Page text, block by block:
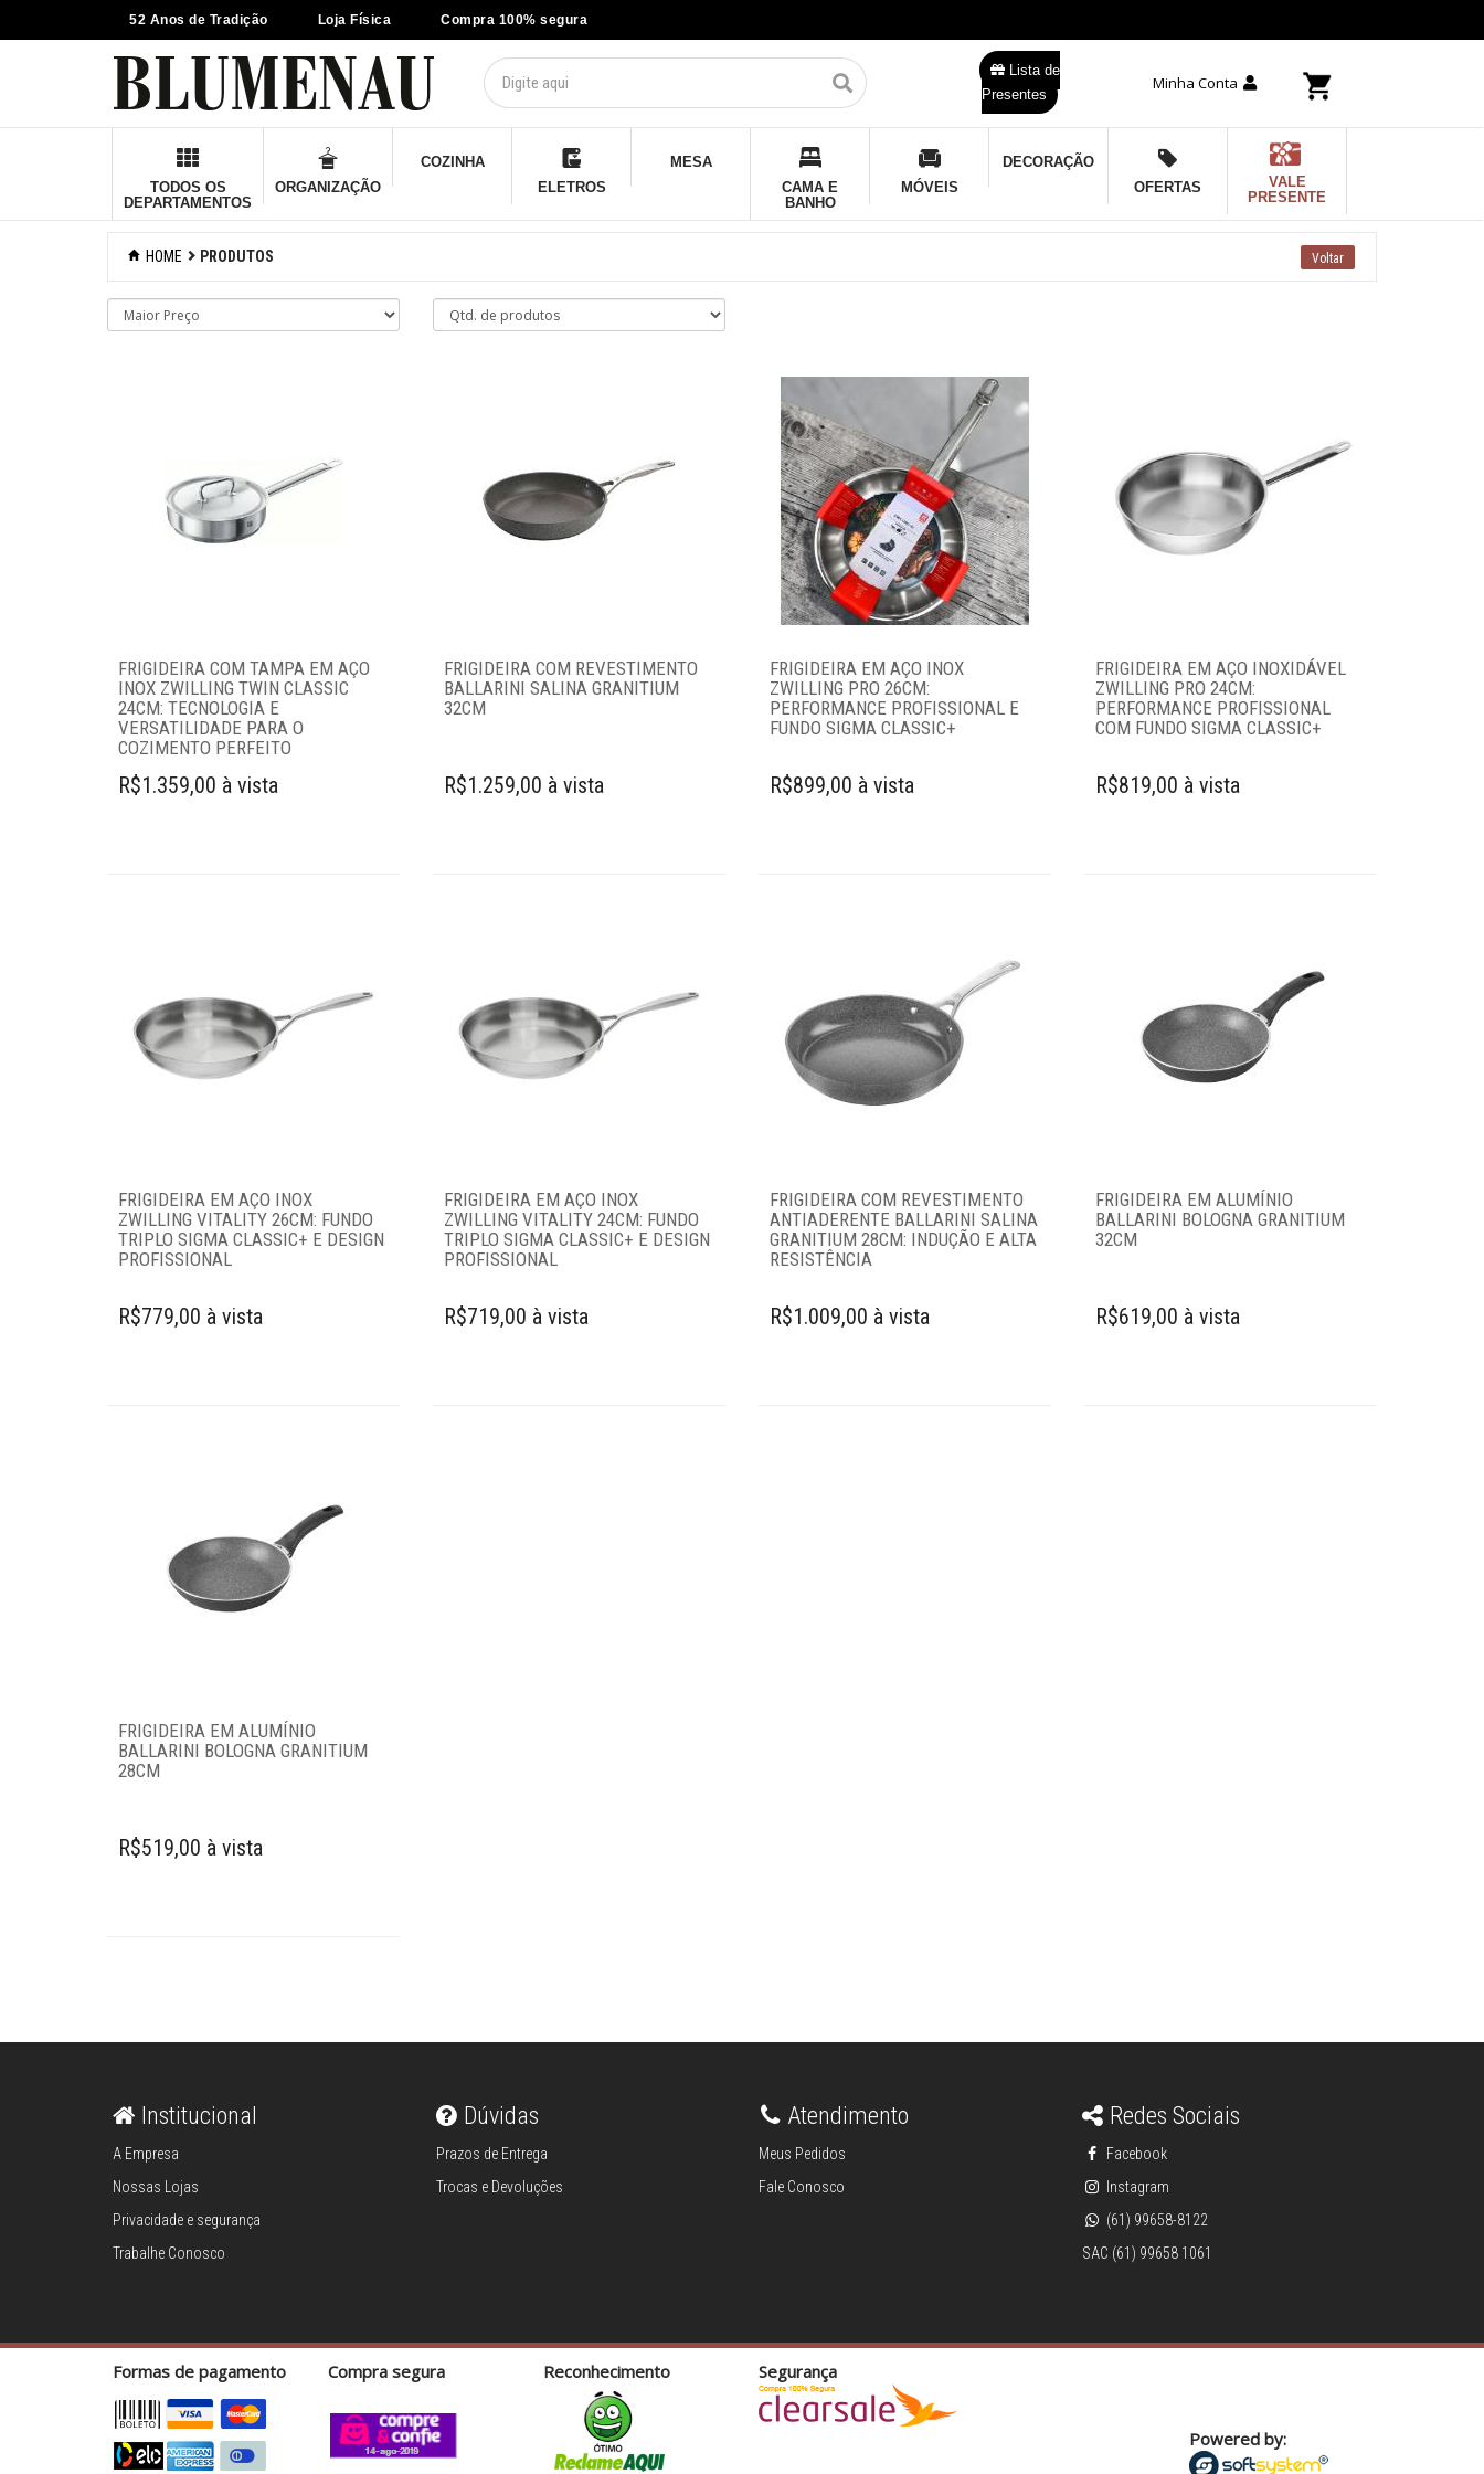
52 Anos de Tradição Loja Física Compra 100% segura
Lista de
Presentes
Minha Conta
×
Organização
996581061
TODOS OS
DEPARTAMENTOS
ORGANIZAÇÃO
COZINHA
ELETROS
MESA
CAMA E
BANHO
MÓVEIS
DECORAÇÃO
OFERTAS
VALE
PRESENTE
HOME PRODUTOS
FRIGIDEIRA COM TAMPA EM AÇO
INOX ZWILLING TWIN CLASSIC
24CM: TECNOLOGIA E
VERSATILIDADE PARA O
COZIMENTO PERFEITO
R$1.359,00 à vista
FRIGIDEIRA COM REVESTIMENTO
BALLARINI SALINA GRANITIUM
32CM
R$1.259,00 à vista
FRIGIDEIRA EM AÇO INOX
ZWILLING PRO 26CM:
PERFORMANCE PROFISSIONAL E
FUNDO SIGMA CLASSIC+
R$899,00 à vista
FRIGIDEIRA EM AÇO INOXIDÁVEL
ZWILLING PRO 24CM:
PERFORMANCE PROFISSIONAL
COM FUNDO SIGMA CLASSIC+
R$819,00 à vista
FRIGIDEIRA EM AÇO INOX
ZWILLING VITALITY 26CM: FUNDO
TRIPLO SIGMA CLASSIC+ E DESIGN
PROFISSIONAL
R$779,00 à vista
FRIGIDEIRA EM AÇO INOX
ZWILLING VITALITY 24CM: FUNDO
TRIPLO SIGMA CLASSIC+ E DESIGN
PROFISSIONAL
R$719,00 à vista
FRIGIDEIRA COM REVESTIMENTO
ANTIADERENTE BALLARINI SALINA
GRANITIUM 28CM: INDUÇÃO E ALTA
RESISTÊNCIA
R$1.009,00 à vista
FRIGIDEIRA EM ALUMÍNIO
BALLARINI BOLOGNA GRANITIUM
32CM
R$619,00 à vista
FRIGIDEIRA EM ALUMÍNIO
BALLARINI BOLOGNA GRANITIUM
28CM
R$519,00 à vista
Institucional
A Empresa
Nossas Lojas
Privacidade e segurança
Trabalhe Conosco
Dúvidas
Prazos de Entrega
Trocas e Devoluções
Atendimento
Meus Pedidos
Fale Conosco
Redes Sociais
Facebook
Instagram
(61) 99658-8122
SAC (61) 99658 1061
Formas de pagamento Compra segura Reconhecimento Segurança
Powered by: